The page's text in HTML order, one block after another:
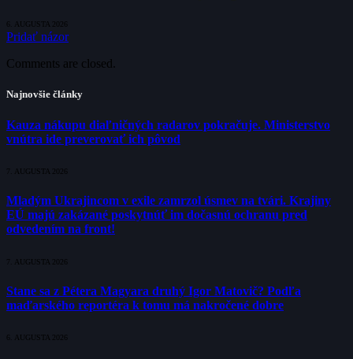
6. AUGUSTA 2026
Pridať názor
Comments are closed.
Najnovšie články
Kauza nákupu diaľničných radarov pokračuje. Ministerstvo
vnútra ide preverovať ich pôvod
7. AUGUSTA 2026
Mladým Ukrajincom v exile zamrzol úsmev na tvári. Krajiny
EÚ majú zakázané poskytnúť im dočasnú ochranu pred
odvedením na front!
7. AUGUSTA 2026
Stane sa z Pétera Magyara druhý Igor Matovič? Podľa
maďarského reportéra k tomu má nakročené dobre
6. AUGUSTA 2026